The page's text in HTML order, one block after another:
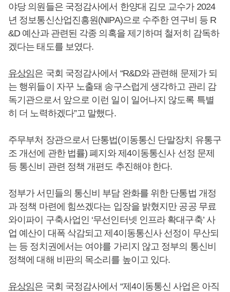
야당 의원들은 국정감사에서 한양대 김모 교수가 2024
년 정보통신산업진흥원(NIPA)으로 수주한 연구비 등 R
&D 예산과 관련된 각종 의혹을 제기하며 철저히 감독하
겠다는 태도를 보였다.
유상임은 국회 국정감사에서 “R&D와 관련해 문제가 되
는 행위들이 자꾸 노출돼 송구스럽게 생각하고 관리 감
독기관으로서 앞으로 이런 일이 일어나지 않도록 특별
히 더 노력하겠다”고 말했다.
주무부처 장관으로서 단통법(이동통신 단말장치 유통구
조 개선에 관한 법률) 폐지와 제4이동통신사 선정 문제
등 통신비 관련 정책 개편도 추진해야 한다.
정부가 서민들의 통신비 부담 완화를 위한 단통법 개정
과 정책 마련에 힘쓰겠다는 입장을 밝혔지만 공공 무료
와이파이 구축사업인 ‘무선인터넷 인프라 확대구축’ 사
업 예산이 대폭 삭감되고 제4이동통신사 선정이 무산되
는 등 정치권에서는 여야를 가리지 않고 정부의 통신비
정책에 대해 비판의 목소리를 높이고 있다.
유상임은 국회 국정감사에서 “제4이동통신 사업은 아직